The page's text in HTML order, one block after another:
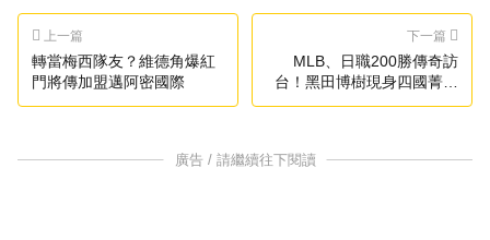
上一篇
轉當梅西隊友？維德角爆紅
門將傳加盟邁阿密國際
下一篇
MLB、日職200勝傳奇訪
台！黑田博樹現身四國菁英
棒球賽
廣告 / 請繼續往下閱讀